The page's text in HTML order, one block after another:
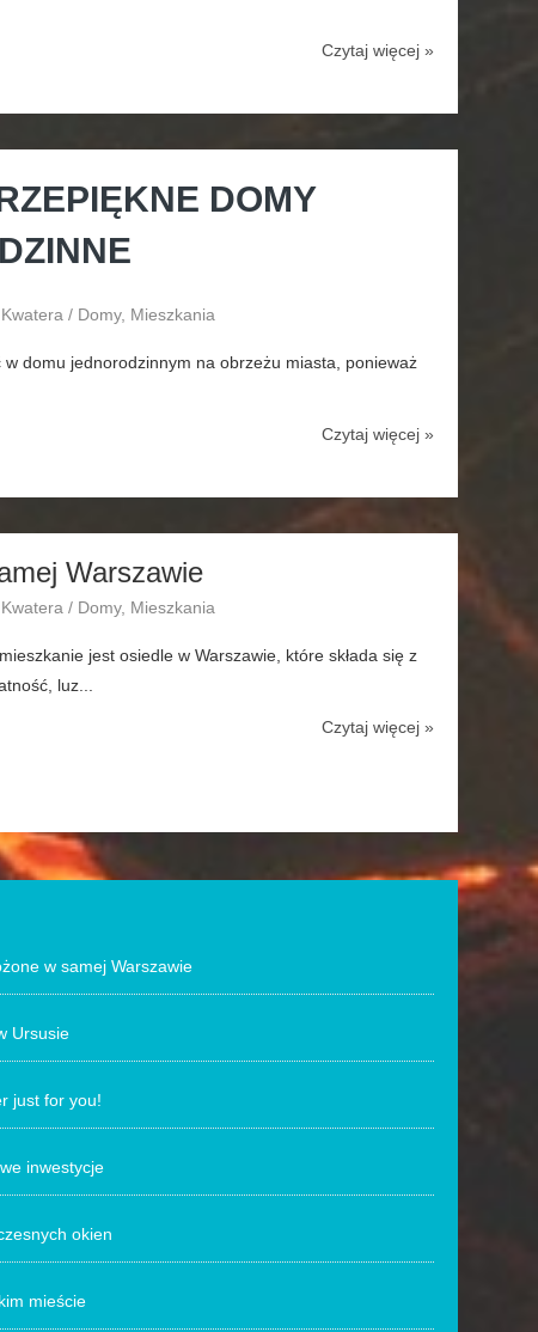
Czytaj więcej »
DOMY
/ Domy, Mieszkania
domu jednorodzinnym na obrzeżu miasta, ponieważ
Czytaj więcej »
Warszawie
/ Domy, Mieszkania
jest osiedle w Warszawie, które składa się z
luz...
Czytaj więcej »
w samej Warszawie
Ursusie
just for you!
inwestycje
okien
mieście